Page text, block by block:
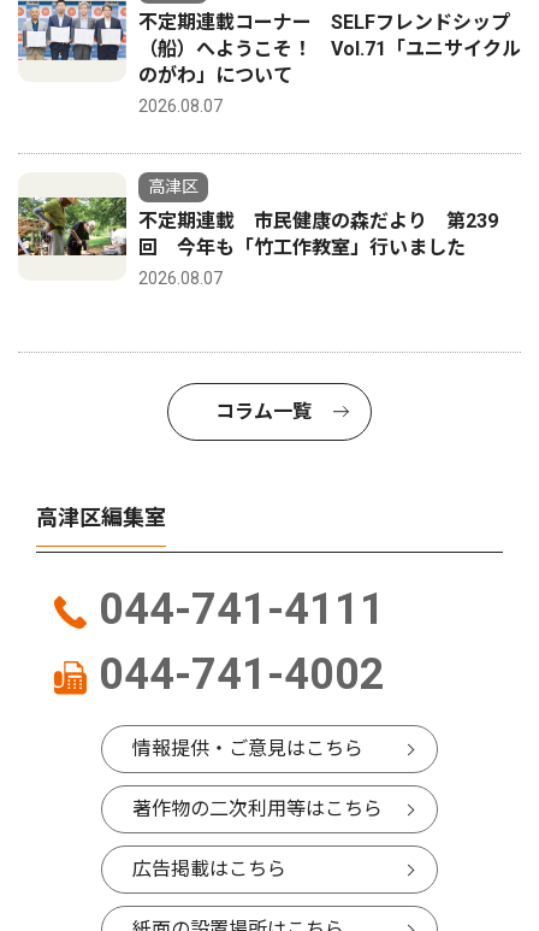
不定期連載コーナー SELFフレンドシップ
（船）へようこそ！ Vol.71「ユニサイクル
のがわ」について
2026.08.07
高津区
不定期連載 市民健康の森だより 第239
回 今年も「竹工作教室」行いました
2026.08.07
コラム一覧
高津区編集室
044-741-4111
044-741-4002
情報提供・ご意見はこちら
著作物の二次利用等はこちら
広告掲載はこちら